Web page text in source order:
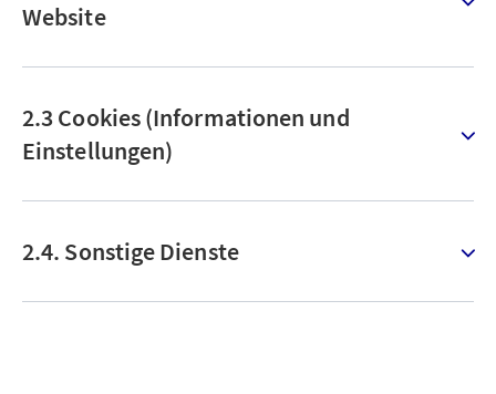
Website
2.3 Cookies (Informationen und
Einstellungen)
2.4. Sonstige Dienste